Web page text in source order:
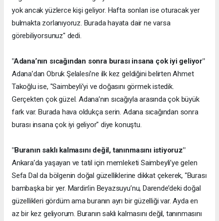
yok ancak yüzlerce kişi geliyor. Hafta sonları ise oturacak yer
bulmakta zorlanıyoruz. Burada hayata dair ne varsa
görebiliyorsunuz" dedi.
"Adana’nın sıcağından sonra burası insana çok iyi geliyor"
Adana’dan Obruk Şelalesi’ne ilk kez geldiğini belirten Ahmet
Takoğlu ise, "Saimbeyli’yi ve doğasını görmek istedik.
Gerçekten çok güzel. Adana’nın sıcağıyla arasında çok büyük
fark var. Burada hava oldukça serin. Adana sıcağından sonra
burası insana çok iyi geliyor" diye konuştu.
"Buranın saklı kalmasını değil, tanınmasını istiyoruz"
Ankara’da yaşayan ve tatil için memleketi Saimbeyli’ye gelen
Sefa Dal da bölgenin doğal güzelliklerine dikkat çekerek, "Burası
bambaşka bir yer. Mardin’in Beyazsuyu’nu, Darende’deki doğal
güzellikleri gördüm ama buranın ayrı bir güzelliği var. Ayda en
az bir kez geliyorum. Buranın saklı kalmasını değil, tanınmasını